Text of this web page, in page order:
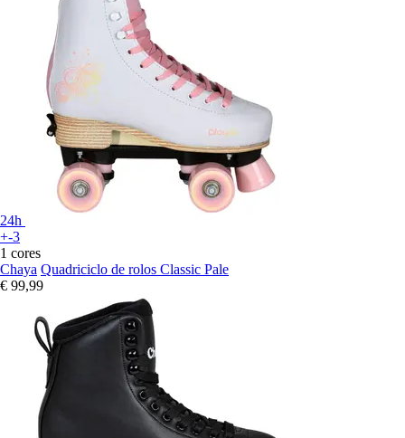
24h
+-3
1 cores
Chaya Quadriciclo de rolos Classic Pale
€ 99,99